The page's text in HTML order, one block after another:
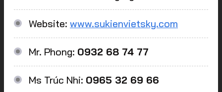
Website: www.sukienvietsky.com
Mr. Phong: 0932 68 74 77
Ms Trúc Nhi: 0965 32 69 66